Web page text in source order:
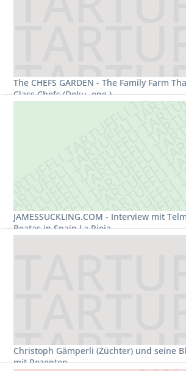
The CHEFS GARDEN - The Family Farm
Class Chefs (Doku, eng.)
JAMESSUCKLING.COM - Interview mit
Beatas in Spain La Rioja
Christoph Gämperli (Züchter) und seine
mit Rezepten